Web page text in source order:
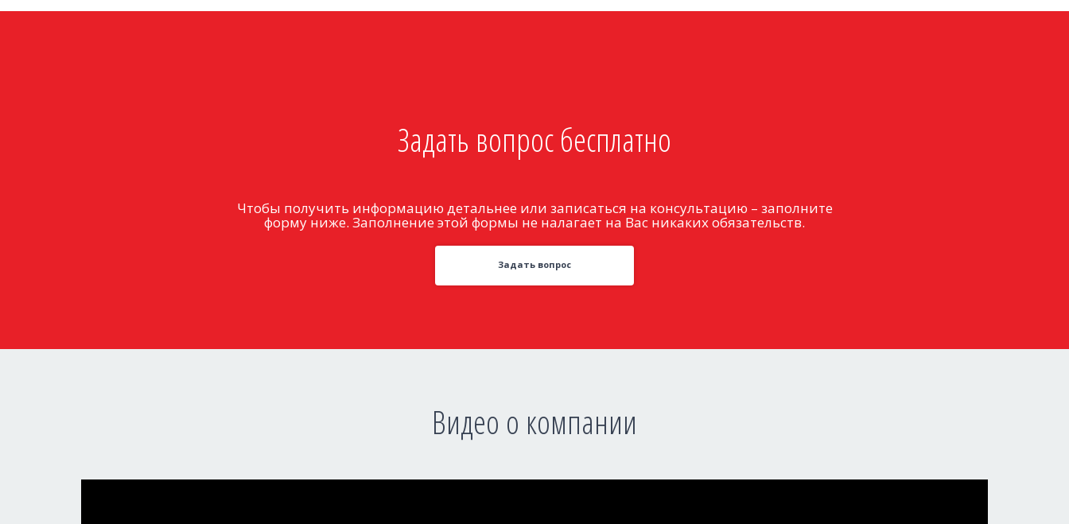
Задать вопрос бесплатно
Чтобы получить информацию детальнее или записаться на консультацию – заполните
форму ниже. Заполнение этой формы не налагает на Вас никаких обязательств.
Задать вопрос
Видео о компании